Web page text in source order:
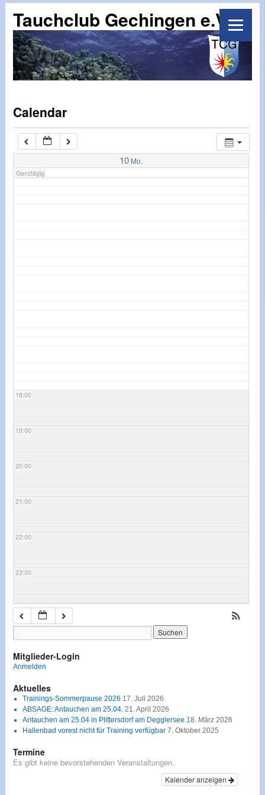
Tauchclub Gechingen e.V.
Calendar
10 Mo.
Ganztägig
07:00
18:00
19:00
20:00
21:00
22:00
23:00
Mitglieder-Login
Anmelden
Aktuelles
Trainings-Sommerpause 2026 17. Juli 2026
ABSAGE: Antauchen am 25.04. 21. April 2026
Antauchen am 25.04 in Plittersdorf am Degglersee 18. März 2026
Hallenbad vorest nicht für Training verfügbar 7. Oktober 2025
Termine
Es gibt keine bevorstehenden Veranstaltungen.
Kalender anzeigen